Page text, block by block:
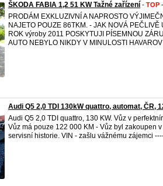
ŠKODA FABIA 1,2 51 KW Tažné zařízení - TOP
PRODÁM EXKLUZIVNÍ A NAPROSTO
NAJETO POUZE 86TKM. - JAK NOVÁ
ROK výroby 2011 POSKYTUJI PÍSEMNOU
AUTO NEBYLO NIKDY V MINULOSTI
Audi Q5 2,0 TDI 130kW quattro, automat, ČR,
Audi Q5 2,0 TDI quattro, 130 KW. Vůz v
Vůz má pouze 122 000 KM - Vůz byl zakoupen
servisní historie. VIN - zašlu vážnému zájemci